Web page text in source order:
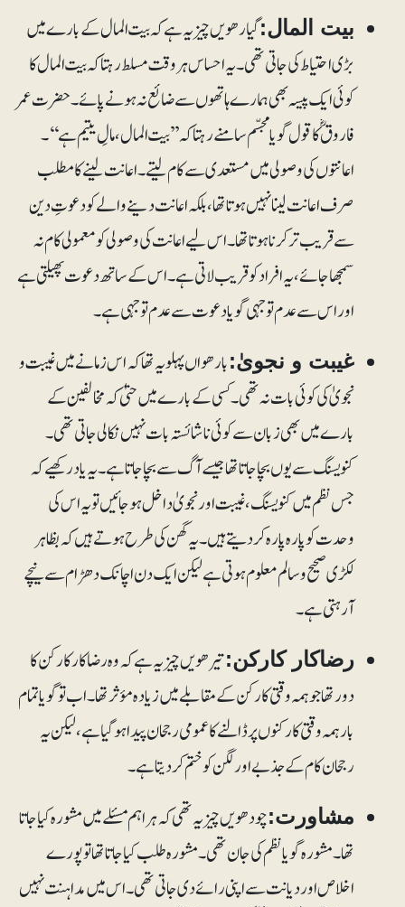
بیت المال:گیارھویں چیز یہ ہے کہ بیت المال کے بارے میں
بڑی احتیاط کی جاتی تھی۔ یہ احساس ہروقت مسلط رہتا کہ بیت المال کا
کوئی ایک پیسہ بھی ہمارے ہاتھوں سے ضائع نہ ہونے پائے۔ حضرت عمر
فاروقؓ کا قول گویا مجسّم سامنے رہتا کہ ’’بیت المال، مالِ یتیم ہے‘‘۔
اعانتوں کی وصولی میں مستعدی سے کام لیتے۔ اعانت لینے کا مطلب
صرف اعانت لینا نہیں ہوتا تھا، بلکہ اعانت دینے والے کو دعوتِ دین
سے قریب تر کرنا ہوتا تھا۔ اس لیے اعانت کی وصولی کو معمولی کام نہ
سمجھا جائے، یہ افراد کو قریب لاتی ہے۔ اس کے ساتھ دعوت پھیلتی ہے
اور اس سے عدم توجہی گویا دعوت سے عدم توجہی ہے۔
غیبت و نجویٰ:بارھواں پہلو یہ تھا کہ اس زمانے میں غیبت و
نجویٰ کی کوئی بات نہ تھی۔ کسی کے بارے میں حتیٰ کہ مخالفین کے
بارے میں بھی زبان سے کوئی ناشائستہ بات نہیں نکالی جاتی تھی۔
کنویسنگ سے یوں بچا جاتا تھا جیسے آگ سے بچاجاتا ہے۔ یہ یاد رکھیے کہ
جس نظم میں کنویسنگ، غیبت اور نجویٰ داخل ہوجائیں تو یہ اس کی
وحدت کو پارہ پارہ کر دیتے ہیں۔ یہ گھن کی طرح ہوتے ہیں کہ بظاہر
لکڑی صحیح وسالم معلوم ہوتی ہے لیکن ایک دن اچانک دھڑام سے نیچے
آرہتی ہے۔
رضاکار کارکن:تیرھویں چیز یہ ہے کہ وہ رضاکار کارکن کا
دور تھا جو ہمہ وقتی کارکن کے مقابلے میں زیادہ مؤثر تھا۔ اب تو گویا تمام
بار ہمہ وقتی کارکنوں پر ڈالنے کا عمومی رجحان پیدا ہوگیا ہے، لیکن یہ
رجحان کام کے جذبے اور لگن کو ختم کر دیتاہے۔
مشاورت:چودھویں چیز یہ تھی کہ ہراہم مسئلے میں مشورہ کیا جاتا
تھا۔ مشورہ گویا نظم کی جان تھی۔ مشورہ طلب کیا جاتا تھا تو پورے
اخلاص اور دیانت سے اپنی رائے دی جاتی تھی۔ اس میں مداہنت نہیں